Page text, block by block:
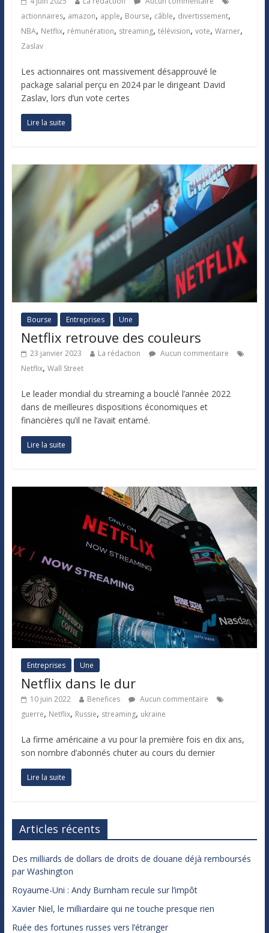
actionnaires, amazon, apple, Bourse, câble, divertissement,
NBA, Netflix, rémunération, streaming, télévision, vote, Warner,
Zaslav
Les actionnaires ont massivement désapprouvé le
package salarial perçu en 2024 par le dirigeant David
Zaslav, lors d’un vote certes
Lire la suite
Bourse Entreprises Une
Netflix retrouve des couleurs
23 janvier 2023 La rédaction
Aucun commentaire
Netflix, Wall Street
Le leader mondial du streaming a bouclé l’année 2022
dans de meilleures dispositions économiques et
financières qu’il ne l’avait entamé.
Lire la suite
Entreprises Une
Netflix dans le dur
10 juin 2022 Benefices
Aucun commentaire
guerre, Netflix, Russie, streaming, ukraine
La firme américaine a vu pour la première fois en dix ans,
son nombre d’abonnés chuter au cours du dernier
Lire la suite
Articles récents
Des milliards de dollars de droits de douane déjà remboursés
par Washington
Royaume-Uni : Andy Burnham recule sur l’impôt
Xavier Niel, le milliardaire qui ne touche presque rien
Ruée des fortunes russes vers l’étranger